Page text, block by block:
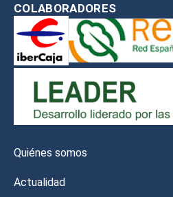
COLABORADORES
Quiénes somos
Actualidad